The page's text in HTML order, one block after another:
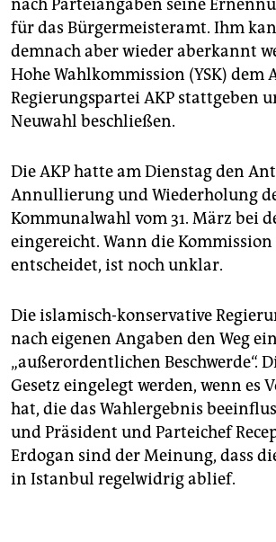
nach Parteiangaben seine
für das Bürgermeisteramt. Ihm
demnach aber wieder aberkannt
Hohe Wahlkommission (YSK) dem
Regierungspartei AKP stattgeben
Neuwahl beschließen.
Die AKP hatte am Dienstag den
Annullierung und Wiederholung
Kommunalwahl vom 31. März bei
eingereicht. Wann die
entscheidet, ist noch unklar.
Die islamisch-konservative
nach eigenen Angaben den Weg
„außerordentlichen Beschwerde“.
Gesetz eingelegt werden, wenn es
hat, die das Wahlergebnis
und Präsident und Parteichef
Erdogan sind der Meinung, dass
in Istanbul regelwidrig ablief.